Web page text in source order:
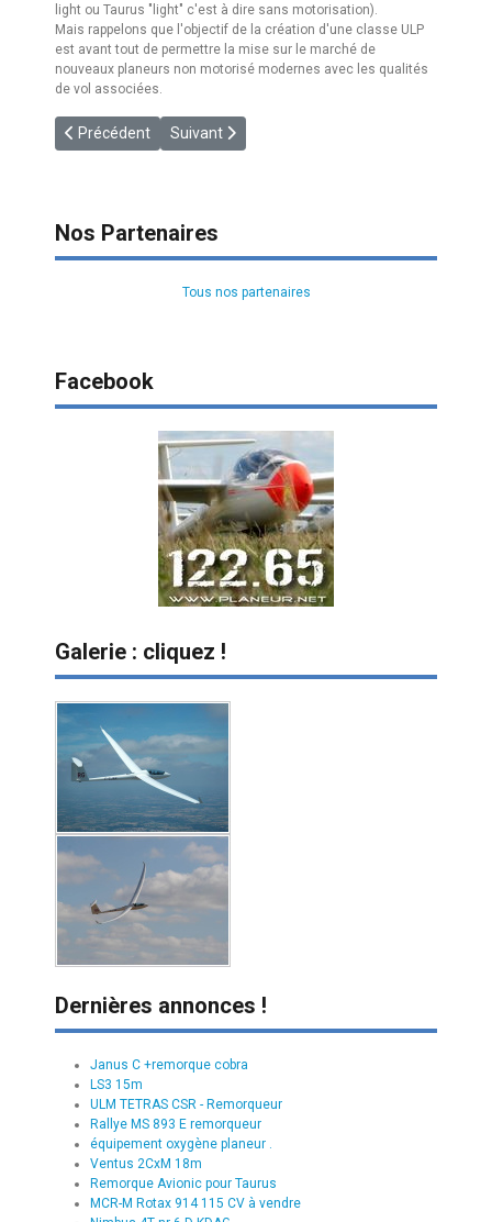
light ou Taurus "light" c'est à dire sans motorisation).
Mais rappelons que l'objectif de la création d'une classe ULP
est avant tout de permettre la mise sur le marché de
nouveaux planeurs non motorisé modernes avec les qualités
de vol associées.
Article précédent : [DGAC] Mesures Covid-19
Précédent Article suivant : [EASA] Les règles du vol en
Suivant
Nos Partenaires
Tous nos partenaires
Facebook
Galerie : cliquez !
Dernières annonces !
Janus C +remorque cobra
LS3 15m
ULM TETRAS CSR - Remorqueur
Rallye MS 893 E remorqueur
équipement oxygène planeur .
Ventus 2CxM 18m
Remorque Avionic pour Taurus
MCR-M Rotax 914 115 CV à vendre